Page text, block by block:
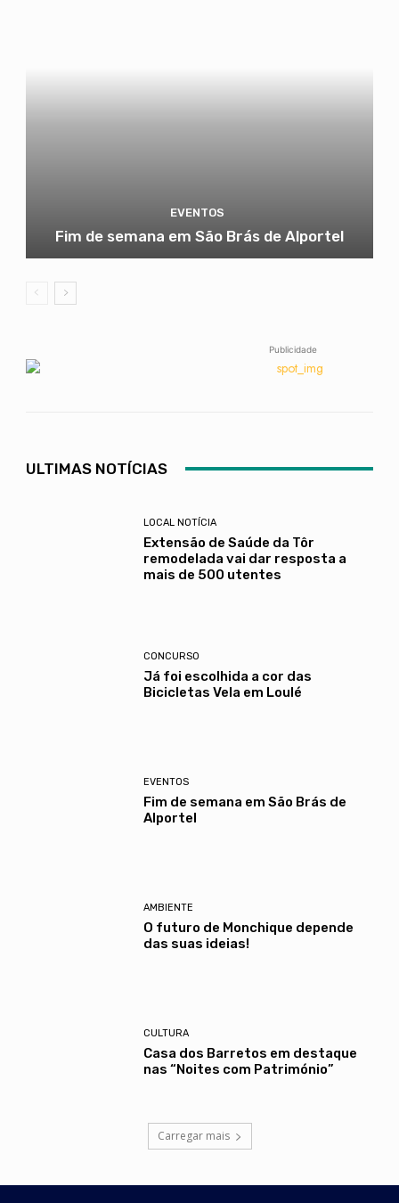
EVENTOS
Fim de semana em São Brás de Alportel
Publicidade
ULTIMAS NOTÍCIAS
LOCAL NOTÍCIA
Extensão de Saúde da Tôr
remodelada vai dar resposta a
mais de 500 utentes
CONCURSO
Já foi escolhida a cor das
Bicicletas Vela em Loulé
EVENTOS
Fim de semana em São Brás de
Alportel
AMBIENTE
O futuro de Monchique depende
das suas ideias!
CULTURA
Casa dos Barretos em destaque
nas “Noites com Património”
Carregar mais